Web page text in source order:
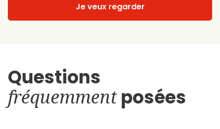
Je veux regarder
Questions
fréquemmentposées